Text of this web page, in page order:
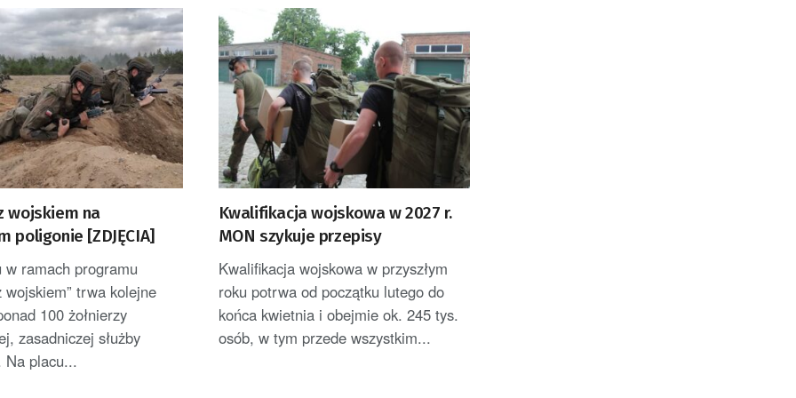
wojskiem na
poligonie [ZDJĘCIA]
w ramach programu
wojskiem” trwa kolejne
100 żołnierzy
zasadniczej służby
Na placu...
Kwalifikacja wojskowa w 2027 r.
MON szykuje przepisy
Kwalifikacja wojskowa w przyszłym
roku potrwa od początku lutego do
końca kwietnia i obejmie ok. 245 tys.
osób, w tym przede wszystkim...